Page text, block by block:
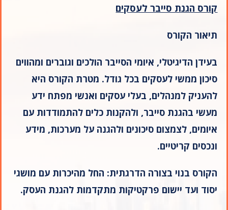
קורס הגנת סייבר לעסקים
תיאור הקורס
בעידן הדיגיטלי, איומי הסייבר הולכים וגוברים ומהווים
סיכון ממשי לעסקים בכל גודל. מטרת הקורס היא
להעניק למנהלים, בעלי עסקים ואנשי מפתח ידע
מעשי בהגנת סייבר, ולהקנות כלים להתמודדות עם
איומים, לצמצום סיכונים ולהגנה על מערכות, מידע
ונכסים קריטיים.
הקורס בנוי בצורה הדרגתית: החל מהיכרות עם מושגי
יסוד ועד יישום פרקטיקות מתקדמות להגנת העסק.